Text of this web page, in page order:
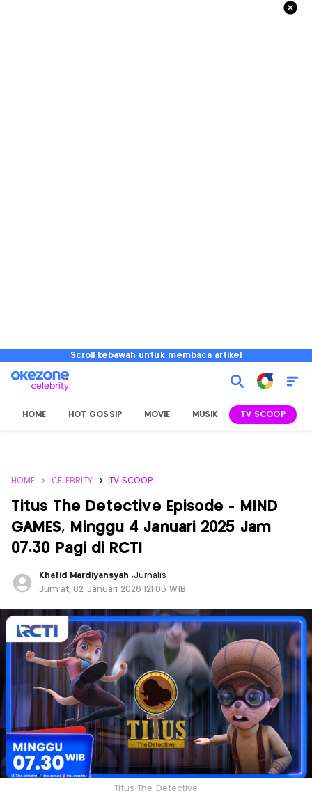
Scroll kebawah untuk membaca artikel
HOME HOT GOSSIP MOVIE MUSIK TV SCOOP
HOME CELEBRITY TV SCOOP
Titus The Detective Episode - MIND
GAMES, Minggu 4 Januari 2025 Jam
07.30 Pagi di RCTI
Khafid Mardiyansyah ,Jurnalis
Jum'at, 02 Januari 2026 |21:03 WIB
Titus The Detective